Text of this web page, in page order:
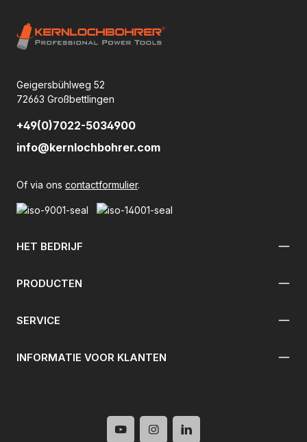
Geigersbühlweg 52
72663 Großbettlingen
+49(0)7022-5034900
info@kernlochbohrer.com
Of via ons contactformulier.
HET BEDRIJF
PRODUCTEN
SERVICE
INFORMATIE VOOR KLANTEN